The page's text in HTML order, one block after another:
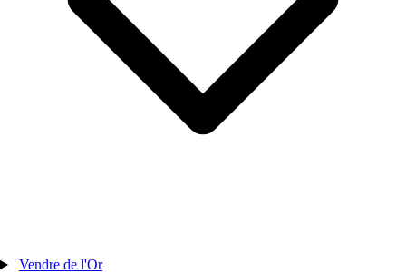
Vendre de l'Or